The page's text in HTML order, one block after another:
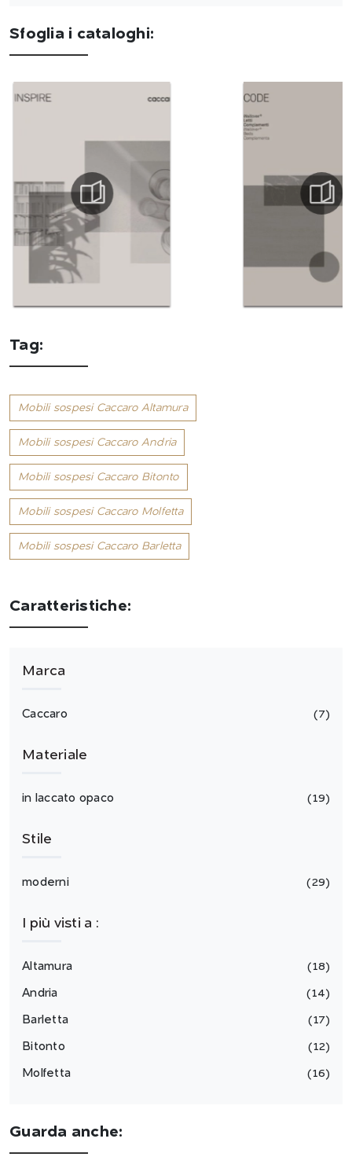
Sfoglia i cataloghi:
Tag:
Mobili sospesi Caccaro Altamura
Mobili sospesi Caccaro Andria
Mobili sospesi Caccaro Bitonto
Mobili sospesi Caccaro Molfetta
Mobili sospesi Caccaro Barletta
Caratteristiche:
Marca
Caccaro 7
Materiale
in laccato opaco 19
Stile
moderni 29
I più visti a :
Altamura 18
Andria 14
Barletta 17
Bitonto 12
Molfetta 16
Guarda anche: